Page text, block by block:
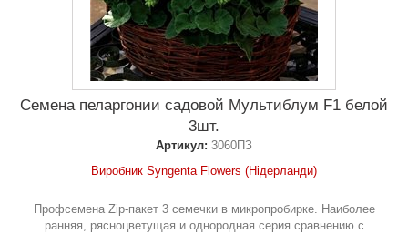
Семена пеларгонии садовой Мультиблум F1 белой
3шт.
Артикул: 3060ПЗ
Виробник Syngenta Flowers (Нідерланди)
Профсемена Zip-пакет 3 семечки в микропробирке. Наиболее
ранняя, рясноцветущая и однородная серия сравнению с